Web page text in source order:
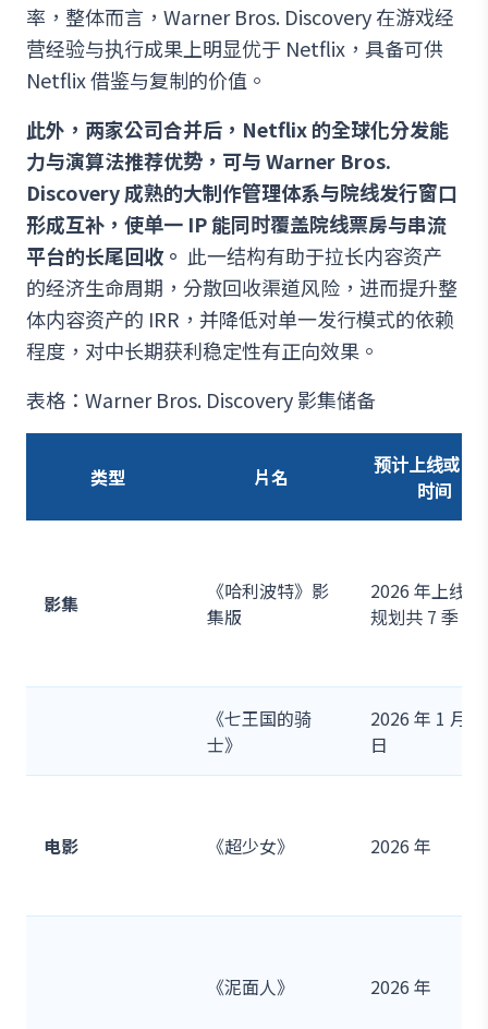
率，整体而言，Warner Bros. Discovery 在游戏经
营经验与执行成果上明显优于 Netflix，具备可供
Netflix 借鉴与复制的价值。
此外，两家公司合并后，Netflix 的全球化分发能
力与演算法推荐优势，可与 Warner Bros.
Discovery 成熟的大制作管理体系与院线发行窗口
形成互补，使单一 IP 能同时覆盖院线票房与串流
平台的长尾回收。 此一结构有助于拉长内容资产
的经济生命周期，分散回收渠道风险，进而提升整
体内容资产的 IRR，并降低对单一发行模式的依赖
程度，对中长期获利稳定性有正向效果。
表格：Warner Bros. Discovery 影集储备
类型 片名
预计上线或上
时间
影集
《哈利波特》影
集版
2026 年上线，
规划共 7 季
《七王国的骑
士》
2026 年 1 月 8
日
电影 《超少女》 2026 年
《泥面人》 2026 年